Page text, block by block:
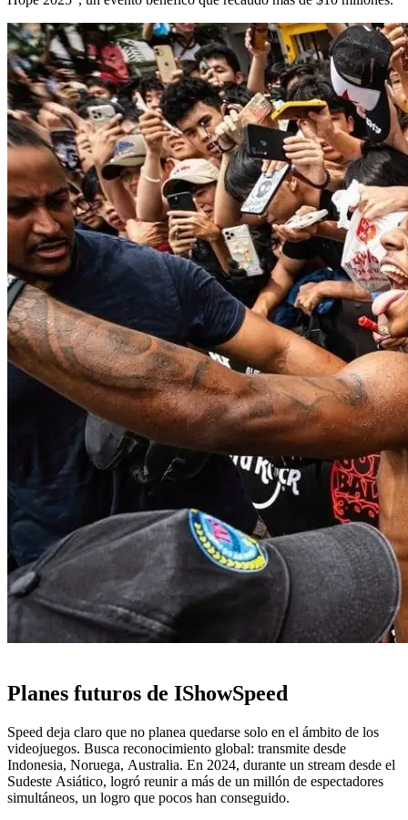
Planes futuros de IShowSpeed
Speed deja claro que no planea quedarse solo en el ámbito de los
videojuegos. Busca reconocimiento global: transmite desde
Indonesia, Noruega, Australia. En 2024, durante un stream desde el
Sudeste Asiático, logró reunir a más de un millón de espectadores
simultáneos, un logro que pocos han conseguido.